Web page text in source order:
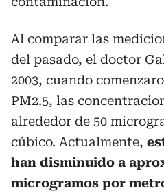
Al comparar las
del pasado, el doctor
2003, cuando
PM2.5, las
alrededor de 50
cúbico. Actualmente,
han disminuido a
microgramos por